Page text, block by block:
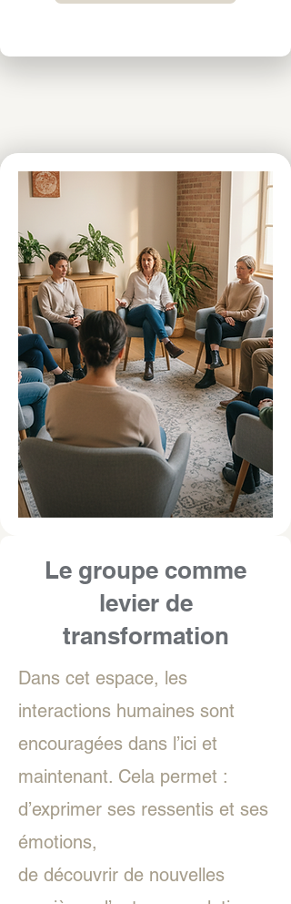
Le groupe comme
levier de
transformation
Dans cet espace, les
interactions humaines sont
encouragées dans l’ici et
maintenant. Cela permet :
d’exprimer ses ressentis et ses
émotions,
de découvrir de nouvelles